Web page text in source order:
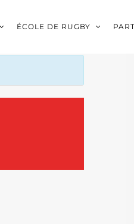
ÉCOLE DE RUGBY